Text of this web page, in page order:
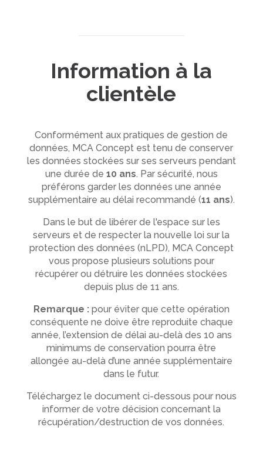
Information à la
clientèle
Conformément aux pratiques de gestion de
données, MCA Concept est tenu de conserver
les données stockées sur ses serveurs pendant
une durée de 10 ans. Par sécurité, nous
préférons garder les données une année
supplémentaire au délai recommandé (11 ans).
Dans le but de libérer de l'espace sur les
serveurs et de respecter la nouvelle loi sur la
protection des données (nLPD), MCA Concept
vous propose plusieurs solutions pour
récupérer ou détruire les données stockées
depuis plus de 11 ans.
Remarque :pour éviter que cette opération
conséquente ne doive être reproduite chaque
année, l’extension de délai au-delà des 10 ans
minimums de conservation pourra être
allongée au-delà d’une année supplémentaire
dans le futur.
Téléchargez le document ci-dessous pour nous
informer de votre décision concernant la
récupération/destruction de vos données.